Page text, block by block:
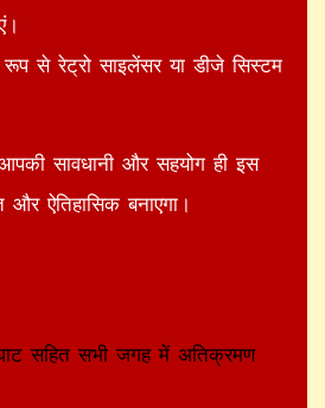
से रेट्रो साइलेंसर या डीजे सिस्टम
सावधानी और सहयोग ही इस
और ऐतिहासिक बनाएगा।
घाट सहित सभी जगह में अतिक्रमण